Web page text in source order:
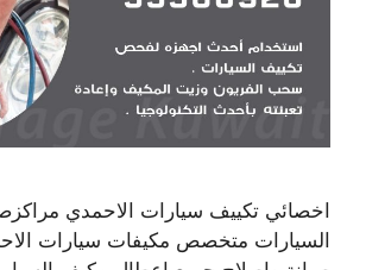
اخصائي تكييف سيارات الاحمدي
السيارات متخصص مكيفات سيارات